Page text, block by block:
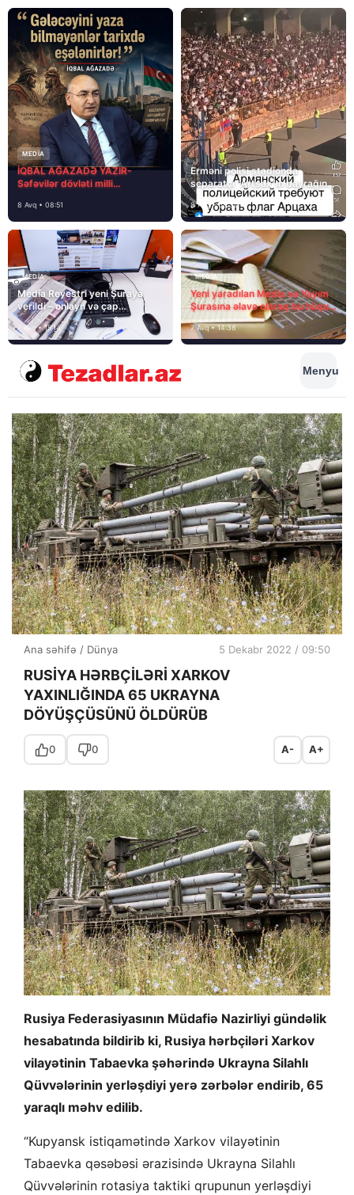
MEDİA
İQBAL AĞAZADƏ YAZIR-
Səfəvilər dövləti milli
8 Avq • 08:51
Erməni polisi stadionda
separatçı “Artsax”ın bayrağını
müsadirə etdi və…
8 Avq • 08:39
MEDİA
Media Reyestri yeni Şuraya
verildi – onlayn və çap
mediasını nə gözləyir?
7 Avq • 15:14
MEDİA
Yeni yaradılan Media və Yayım
Şurasına əlavə olaraq bu hüquq
və vəzifələr də verilib
7 Avq • 14:38
Menyu
Ana səhifə / Dünya 5 Dekabr 2022 / 09:50
RUSİYA HƏRBÇİLƏRİ XARKOV
YAXINLIĞINDA 65 UKRAYNA
DÖYÜŞÇÜSÜNÜ ÖLDÜRÜB
0 0 A- A+
Rusiya Federasiyasının Müdafiə Nazirliyi gündəlik
hesabatında bildirib ki, Rusiya hərbçiləri Xarkov
vilayətinin Tabaevka şəhərində Ukrayna Silahlı
Qüvvələrinin yerləşdiyi yerə zərbələr endirib, 65
yaraqlı məhv edilib.
“Kupyansk istiqamətində Xarkov vilayətinin
Tabaevka qəsəbəsi ərazisində Ukrayna Silahlı
Qüvvələrinin rotasiya taktiki qrupunun yerləşdiyi